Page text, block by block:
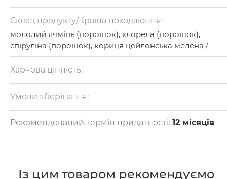
Склад продукту/Країна походження:
молодий ячмінь (порошок), хлорела (порошок),
спіруліна (порошок), кориця цейлонська мелена /
Україна.
Харчова цінність:
на 100 г: білки — 39,7 г, жири — 4,2 г, вуглеводи — 20,7
Калорійність — 304 ккал.
Умови зберігання:
Зберігати в темному сухому місці в герметично
закритій упаковці при температурі від +18 до +20 °C та
Рекомендований термін придатності: 12 місяців
Із цим товаром рекомендуємо